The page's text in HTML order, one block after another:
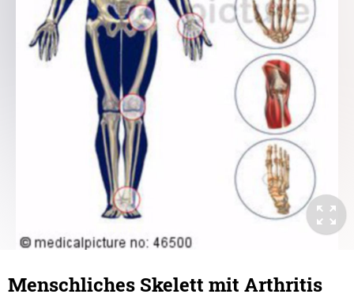
Menschliches Skelett mit Arthritis